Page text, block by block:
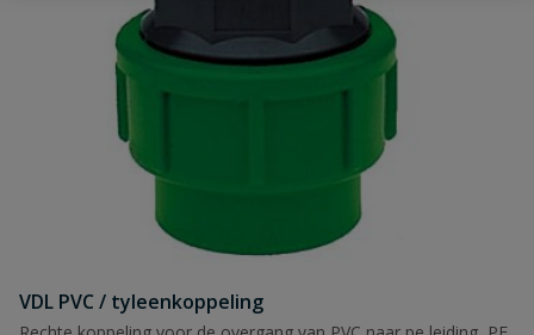
Beoordeling
Beoordeling versturen
VDL PVC / tyleenkoppeling